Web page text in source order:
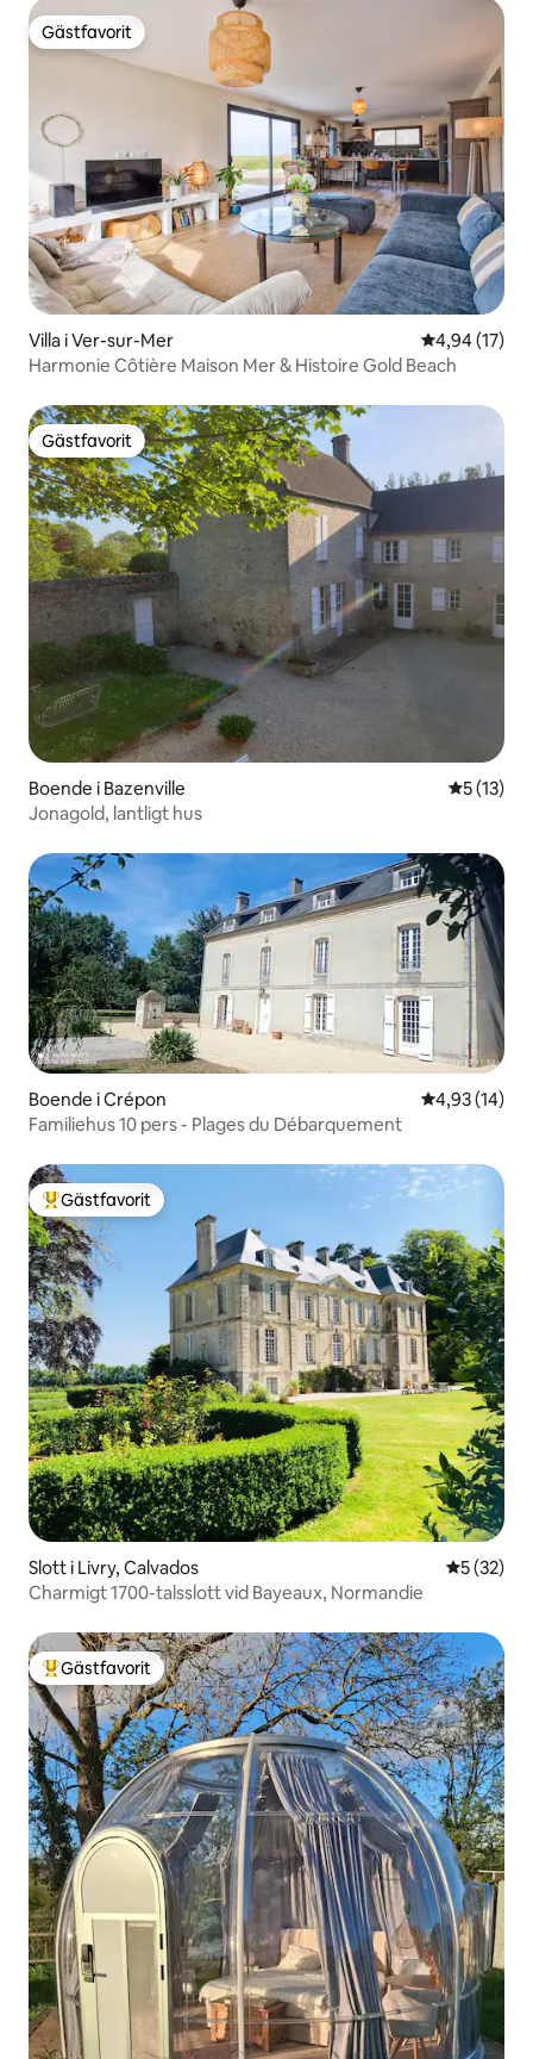
Gästfavorit
Gästfavorit
Villa i Ver-sur-Mer 4,94 av 5 i
4,94 (17)
Harmonie Côtière Maison Mer & Histoire Gold Beach
Gästfavorit
Gästfavorit
Boende i Bazenville 5 av 5 i
5 (13)
Jonagold, lantligt hus
Boende i Crépon 4,93 av 5 i
4,93 (14)
Familiehus 10 pers - Plages du Débarquement
Populär gästfavorit
Gästfavorit
Slott i Livry, Calvados 5 av 5 i
5 (32)
Charmigt 1700-talsslott vid Bayeaux, Normandie
Populär gästfavorit
Gästfavorit